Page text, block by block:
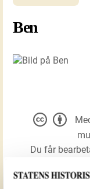
Ben
Du får